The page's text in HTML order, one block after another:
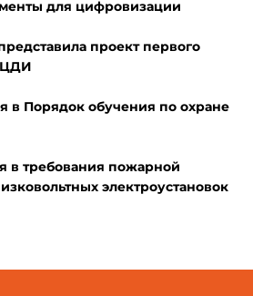
для цифровизации
проект первого
ЦДИ
в Порядок обучения по охране
в требования пожарной
электроустановок